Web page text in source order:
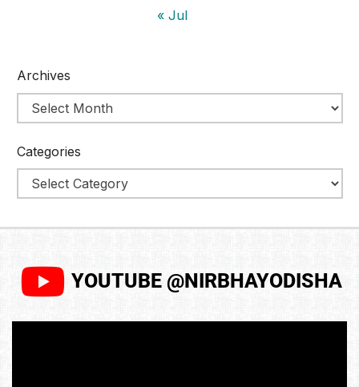
« Jul
Archives
Categories
YOUTUBE @NIRBHAYODISHA